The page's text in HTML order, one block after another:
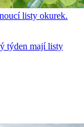
listy okurek.
týden mají listy